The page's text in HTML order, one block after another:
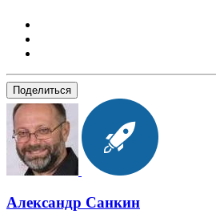
Поделиться
Александр Санкин